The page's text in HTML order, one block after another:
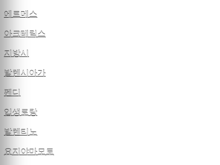
에르메스
아크테릭스
지방시
발렌시아가
펜디
입생로랑
발렌티노
요지야마모토